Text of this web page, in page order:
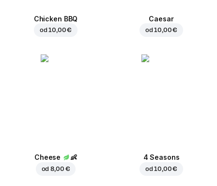
Chicken BBQ
od10,00 €
Caesar
od10,00 €
Cheese 👶
od8,00 €
4 Seasons
od10,00 €